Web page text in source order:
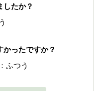
したか？
ったですか？
ふつう